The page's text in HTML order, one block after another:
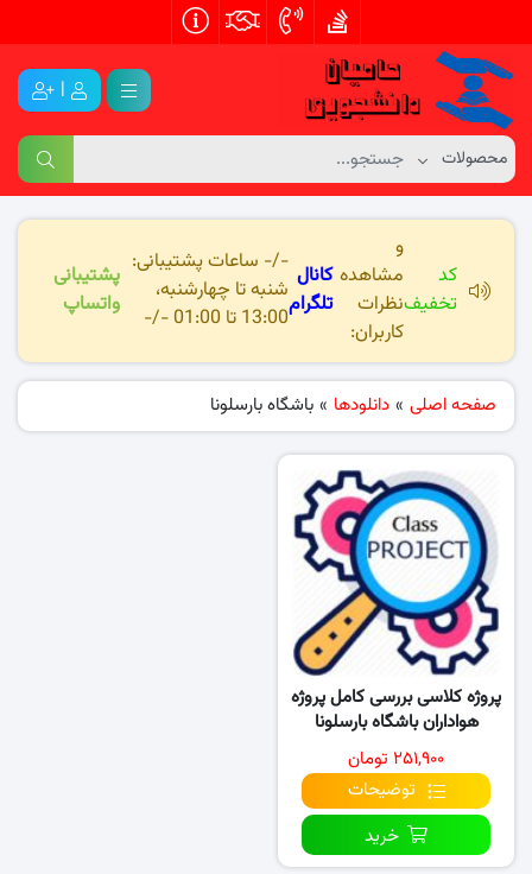
|
کد
تخفیف
و
مشاهده
نظرات
کاربران:
کانال
تلگرام
-/- ساعات پشتیبانی:
شنبه تا چهارشنبه،
13:00 تا 01:00 -/-
پشتیبانی
واتساپ
صفحه اصلی » دانلودها » باشگاه بارسلونا
پروژه کلاسی بررسی کامل پروژه
هواداران باشگاه بارسلونا
۲۵۱,۹۰۰ تومان
توضیحات
خرید